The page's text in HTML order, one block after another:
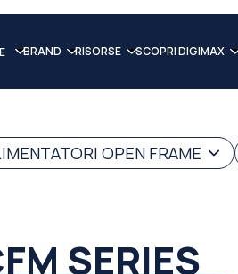
BRAND RISORSE SCOPRI DIGIMAX
OPEN FRAME
SERIES